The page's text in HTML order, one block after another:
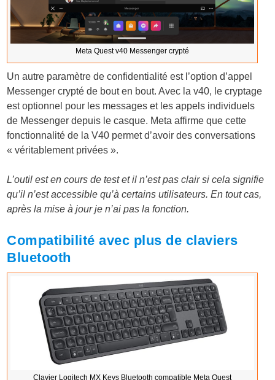
Meta Quest v40 Messenger crypté
Un autre paramètre de confidentialité est l’option d’appel
Messenger crypté de bout en bout. Avec la v40, le cryptage
est optionnel pour les messages et les appels individuels
de Messenger depuis le casque. Meta affirme que cette
fonctionnalité de la V40 permet d’avoir des conversations
« véritablement privées ».
L’outil est en cours de test et il n’est pas clair si cela signifie
qu’il n’est accessible qu’à certains utilisateurs. En tout cas,
après la mise à jour je n’ai pas la fonction.
Compatibilité avec plus de claviers
Bluetooth
Clavier Logitech MX Keys Bluetooth compatible Meta Quest